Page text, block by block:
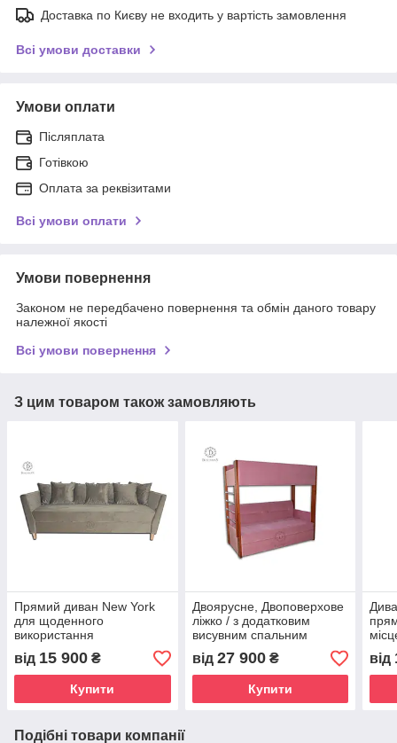
Доставка по Києву не входить у вартість замовлення
Всі умови доставки
Умови оплати
Післяплата
Готівкою
Оплата за реквізитами
Всі умови оплати
Умови повернення
Законом не передбачено повернення та обмін даного товару
належної якості
Всі умови повернення
З цим товаром також замовляють
Прямий диван New York
для щоденного
використання
від 15 900 ₴
Купити
Двоярусне, Двоповерхове
ліжко / з додатковим
висувним спальним
місцем
від 27 900₴
Купити
від
Подібні товари компанії